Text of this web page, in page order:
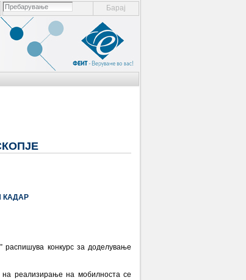
пребарување ел. места
напредно пребарување...
КАДАР
конкурс за доделување
на реализирање на мобилноста се